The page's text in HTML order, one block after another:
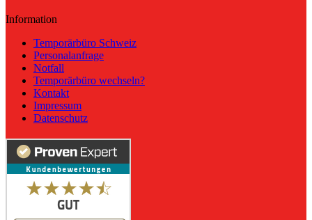
Information
Temporärbüro Schweiz
Personalanfrage
Notfall
Temporärbüro wechseln?
Kontakt
Impressum
Datenschutz